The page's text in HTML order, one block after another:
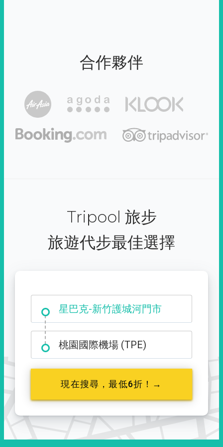
合作夥伴
Tripool 旅步
旅遊代步最佳選擇
星巴克-新竹護城河門市
大霸尖山登山口
桃園國際機場 (TPE)
現在搜尋，最低6折！→